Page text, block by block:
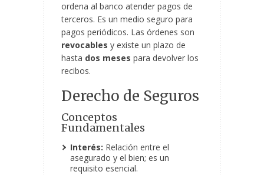
ordena al banco atender pagos de
terceros. Es un medio seguro para
pagos periódicos. Las órdenes son
revocables y existe un plazo de
hasta dos meses para devolver los
recibos.
Derecho de Seguros
Conceptos
Fundamentales
Interés: Relación entre el
asegurado y el bien; es un
requisito esencial.